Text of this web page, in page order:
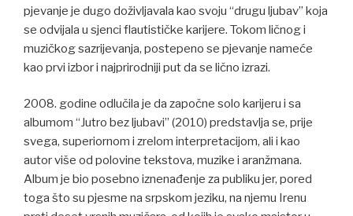
pjevanje je dugo doživljavala kao svoju “drugu ljubav” koja
se odvijala u sjenci flautističke karijere. Tokom ličnog i
muzičkog sazrijevanja, postepeno se pjevanje nameće
kao prvi izbor i najprirodniji put da se lično izrazi.
2008. godine odlučila je da započne solo karijeru i sa
albumom “Jutro bez ljubavi” (2010) predstavlja se, prije
svega, superiornom i zrelom interpretacijom, ali i kao
autor više od polovine tekstova, muzike i aranžmana.
Album je bio posebno iznenađenje za publiku jer, pored
toga što su pjesme na srpskom jeziku, na njemu Irenu